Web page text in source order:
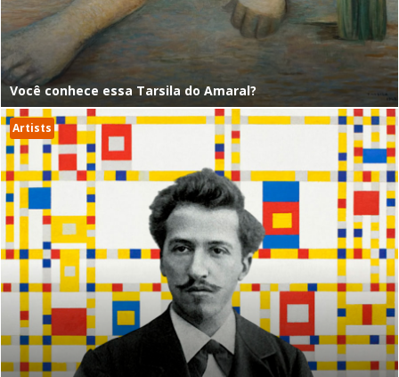
Você conhece essa Tarsila do Amaral?
Artists